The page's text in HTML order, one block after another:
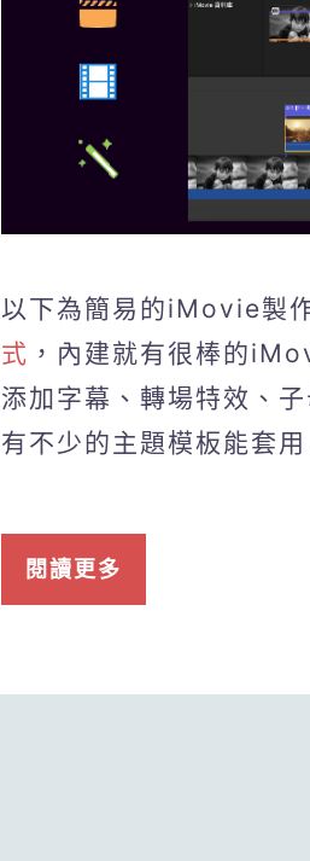
以下為簡易的iMovie製
式 ，內建就有很棒的
添加字幕、轉場特效、
有不少的主題模板能套
閱讀更多